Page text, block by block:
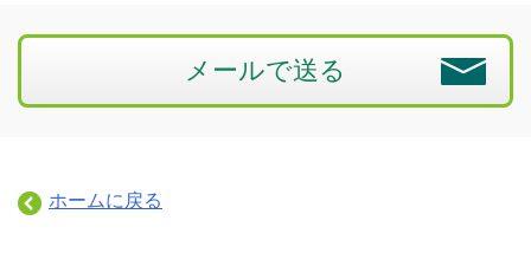
メールで送る
ホームに戻る